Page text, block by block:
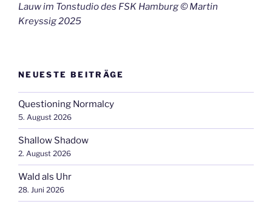
Lauw im Tonstudio des FSK Hamburg © Martin
Kreyssig 2025
NEUESTE BEITRÄGE
Questioning Normalcy
5. August 2026
Shallow Shadow
2. August 2026
Wald als Uhr
28. Juni 2026